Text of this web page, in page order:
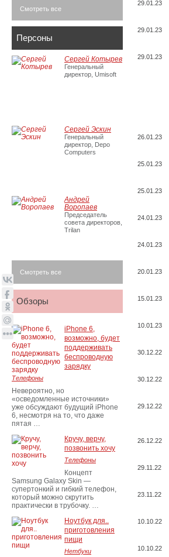
29.01.23
29.01.23
29.01.23
26.01.23
25.01.23
25.01.23
24.01.23
24.01.23
20.01.23
15.01.23
10.01.23
30.12.22
30.12.22
29.12.22
26.12.22
29.11.22
23.11.22
10.10.22
10.10.22
Смотреть все
Персоны
Сергей Котырев
Генеральный
директор, Umisoft
Сергей Эскин
Генеральный
директор, Depo
Computers
Андрей
Воропаев
Председатель
совета директоров,
Trilan
Смотреть все
Обзоры
iPhone 6,
возможно, будет
поддерживать
беспроводную
зарядку
Телефоны
Невероятно, но
«осведомленные источники»
уже обсуждают будущий iPhone
6, несмотря на то, что даже
пятая …
Кручу, верчу,
позвонить хочу
Телефоны
Концепт
Samsung Galaxy Skin —
супертонкий и гибкий телефон,
который можно скрутить
практически в трубочку. …
Ноутбук для..
приготовления
пищи
Нетбуки